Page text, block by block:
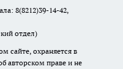
8(8212)39-14-42,
отдел)
сайте, охраняется в
авторском праве и не